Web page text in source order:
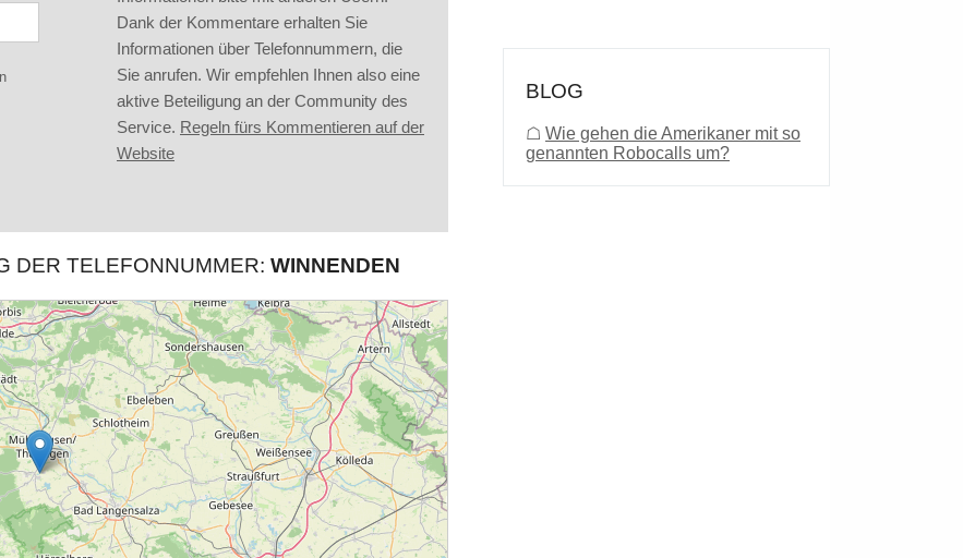
Dank der Kommentare erhalten Sie
Informationen über Telefonnummern, die
Sie anrufen. Wir empfehlen Ihnen also eine
aktive Beteiligung an der Community des
Service. Regeln fürs Kommentieren auf der
Website
DER TELEFONNUMMER: WINNENDEN
BLOG
☖ Wie gehen die Amerikaner mit so
genannten Robocalls um?